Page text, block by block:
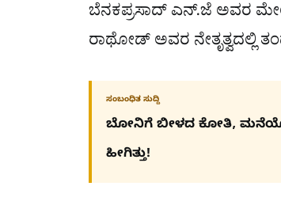
ಬೆನಕಪ್ರಸಾದ್ ಎನ್.ಜೆ ಅವರ
ರಾಥೋಡ್ ಅವರ ನೇತೃತ್ವದಲ್ಲಿ
ಸಂಬಂಧಿತ ಸುದ್ದಿ
ಬೋನಿಗೆ ಬೀಳದ ಕೋತಿ,
ಹೀಗಿತ್ತು!